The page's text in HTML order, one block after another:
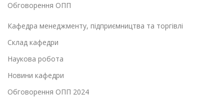
Обговорення ОПП
Кафедра менеджменту, підприємництва та торгівлі
Склад кафедри
Наукова робота
Новини кафедри
Обговорення ОПП 2024